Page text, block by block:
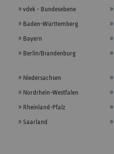
vdek - Bundesebene
Baden-Württemberg
Bayern
Berlin/Brandenburg
Niedersachsen
Nordrhein-Westfalen
Rheinland-Pfalz
Saarland